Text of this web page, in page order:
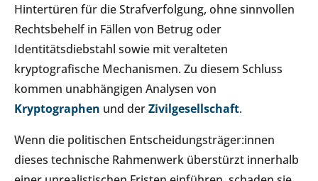
Hintertüren für die Strafverfolgung, ohne sinnvollen
Rechtsbehelf in Fällen von Betrug oder
Identitätsdiebstahl sowie mit veralteten
kryptografische Mechanismen. Zu diesem Schluss
kommen unabhängigen Analysen von
Kryptographen und derZivilgesellschaft.
Wenn die politischen Entscheidungsträger:innen
dieses technische Rahmenwerk überstürzt innerhalb